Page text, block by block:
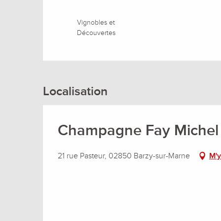
Vignobles et
Découvertes
Localisation
Champagne Fay Michel
21 rue Pasteur, 02850 Barzy-sur-Marne